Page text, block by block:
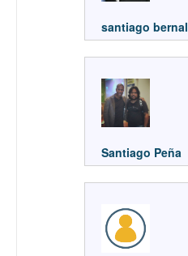
santiago bernal
Santiago Peña